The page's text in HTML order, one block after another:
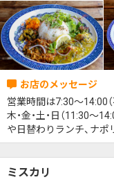
営業時間は7:30〜14:00
木・金・土・日（11:30〜
や日替わりランチ、ナポ
を確認してください。
ミスカリ